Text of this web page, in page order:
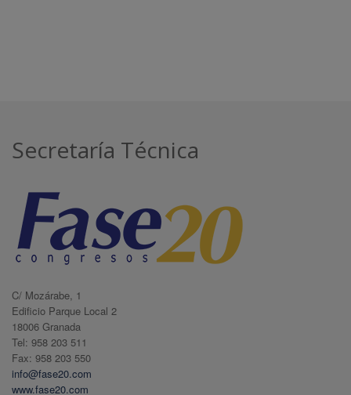
Secretaría Técnica
C/ Mozárabe, 1
Edificio Parque Local 2
18006 Granada
Tel: 958 203 511
Fax: 958 203 550
info@fase20.com
www.fase20.com